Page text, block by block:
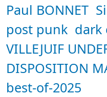
Paul BONNET
post punk dark
VILLEJUIF
DISPOSITION
best-of-2025